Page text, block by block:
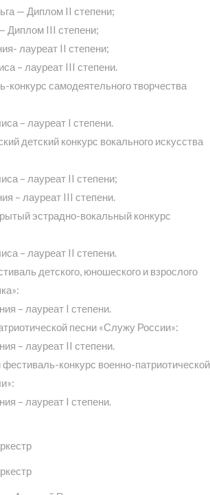
— Диплом II степени;
III степени;
лауреат II степени;
– лауреат III степени.
конкурс самодеятельного творчества
– лауреат I степени.
детский конкурс вокального искусства
– лауреат II степени;
– лауреат III степени.
эстрадно-вокальный конкурс
– лауреат II степени.
детского, юношеского и взрослого
– лауреат I степени.
песни «Служу России»:
– лауреат II степени.
конкурс военно-патриотической
– лауреат I степени.